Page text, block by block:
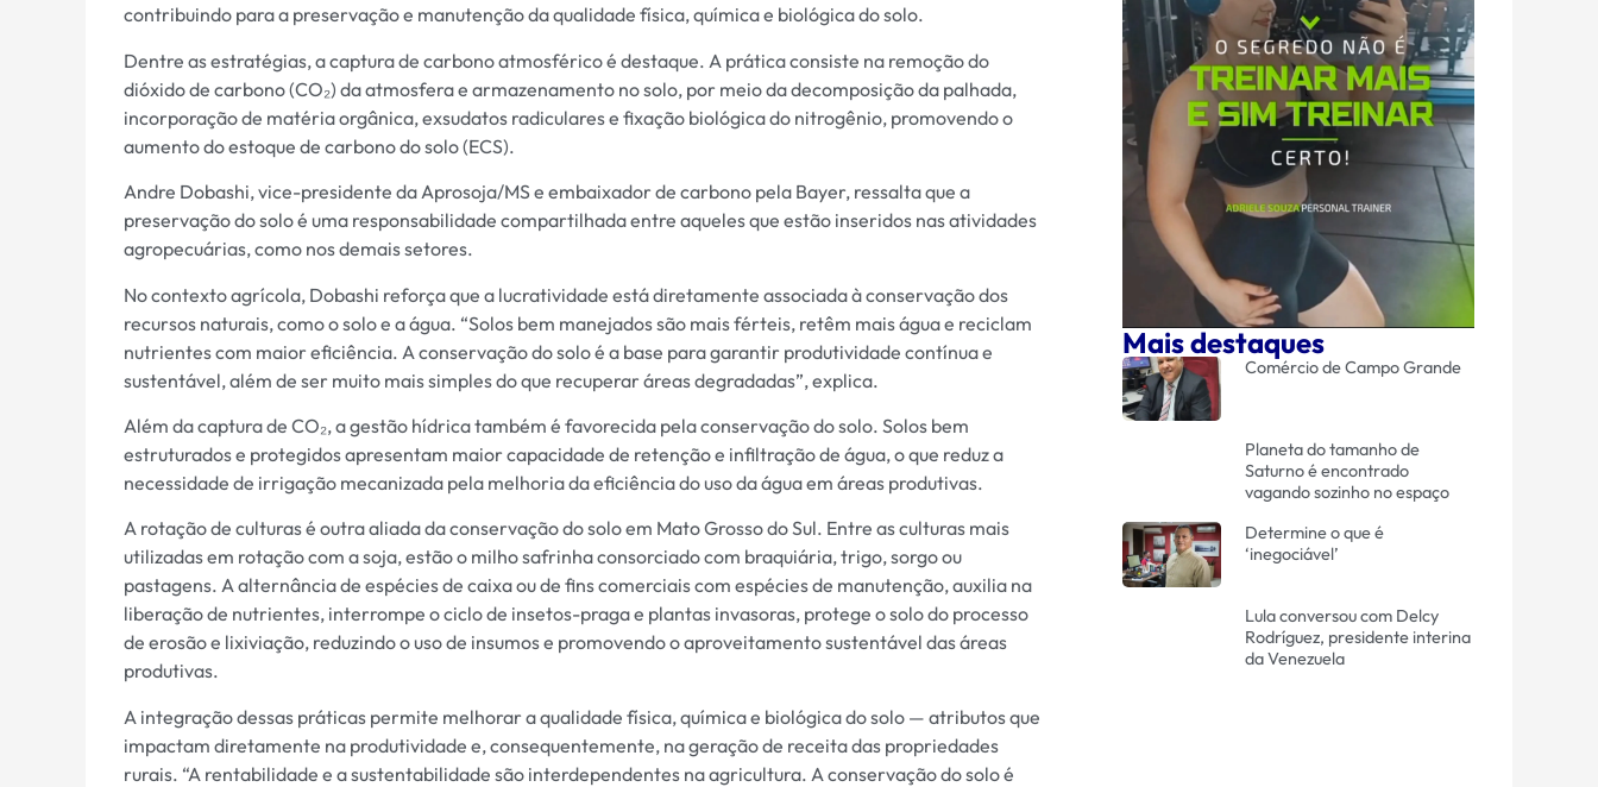
contribuindo para a preservação e manutenção da qualidade física, química e biológica do solo.
Dentre as estratégias, a captura de carbono atmosférico é destaque. A prática consiste na remoção do
dióxido de carbono (CO₂) da atmosfera e armazenamento no solo, por meio da decomposição da palhada,
incorporação de matéria orgânica, exsudatos radiculares e fixação biológica do nitrogênio, promovendo o
aumento do estoque de carbono do solo (ECS).
Andre Dobashi, vice-presidente da Aprosoja/MS e embaixador de carbono pela Bayer, ressalta que a
preservação do solo é uma responsabilidade compartilhada entre aqueles que estão inseridos nas atividades
agropecuárias, como nos demais setores.
No contexto agrícola, Dobashi reforça que a lucratividade está diretamente associada à conservação dos
recursos naturais, como o solo e a água. “Solos bem manejados são mais férteis, retêm mais água e reciclam
nutrientes com maior eficiência. A conservação do solo é a base para garantir produtividade contínua e
sustentável, além de ser muito mais simples do que recuperar áreas degradadas”, explica.
Além da captura de CO₂, a gestão hídrica também é favorecida pela conservação do solo. Solos bem
estruturados e protegidos apresentam maior capacidade de retenção e infiltração de água, o que reduz a
necessidade de irrigação mecanizada pela melhoria da eficiência do uso da água em áreas produtivas.
A rotação de culturas é outra aliada da conservação do solo em Mato Grosso do Sul. Entre as culturas mais
utilizadas em rotação com a soja, estão o milho safrinha consorciado com braquiária, trigo, sorgo ou
pastagens. A alternância de espécies de caixa ou de fins comerciais com espécies de manutenção, auxilia na
liberação de nutrientes, interrompe o ciclo de insetos-praga e plantas invasoras, protege o solo do processo
de erosão e lixiviação, reduzindo o uso de insumos e promovendo o aproveitamento sustentável das áreas
produtivas.
A integração dessas práticas permite melhorar a qualidade física, química e biológica do solo — atributos que
impactam diretamente na produtividade e, consequentemente, na geração de receita das propriedades
rurais. “A rentabilidade e a sustentabilidade são interdependentes na agricultura. A conservação do solo é
Mais destaques
Comércio de Campo Grande
Planeta do tamanho de
Saturno é encontrado
vagando sozinho no espaço
Determine o que é
‘inegociável’
Lula conversou com Delcy
Rodríguez, presidente interina
da Venezuela